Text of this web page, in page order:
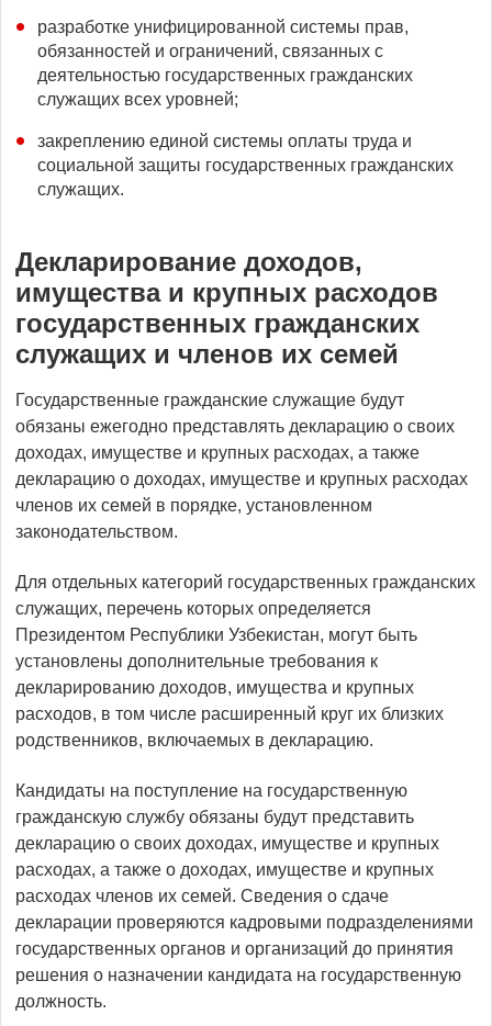
разработке унифицированной системы прав,
обязанностей и ограничений, связанных с
деятельностью государственных гражданских
служащих всех уровней;
закреплению единой системы оплаты труда и
социальной защиты государственных гражданских
служащих.
Декларирование доходов,
имущества и крупных расходов
государственных гражданских
служащих и членов их семей
Государственные гражданские служащие будут
обязаны ежегодно представлять декларацию о своих
доходах, имуществе и крупных расходах, а также
декларацию о доходах, имуществе и крупных расходах
членов их семей в порядке, установленном
законодательством.
Для отдельных категорий государственных гражданских
служащих, перечень которых определяется
Президентом Республики Узбекистан, могут быть
установлены дополнительные требования к
декларированию доходов, имущества и крупных
расходов, в том числе расширенный круг их близких
родственников, включаемых в декларацию.
Кандидаты на поступление на государственную
гражданскую службу обязаны будут представить
декларацию о своих доходах, имуществе и крупных
расходах, а также о доходах, имуществе и крупных
расходах членов их семей. Сведения о сдаче
декларации проверяются кадровыми подразделениями
государственных органов и организаций до принятия
решения о назначении кандидата на государственную
должность.